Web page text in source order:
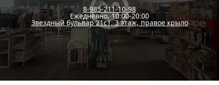
8-985-211-10-98
Ежедневно, 10:00-20:00
Звездный бульвар 21с1, 3 этаж, правое крыло